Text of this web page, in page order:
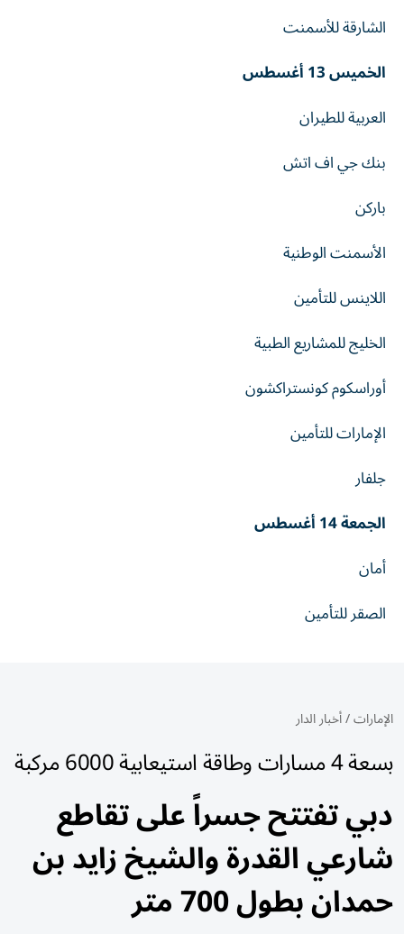
الشارقة للأسمنت
الخميس 13 أغسطس
العربية للطيران
بنك جي اف اتش
باركن
الأسمنت الوطنية
اللاينس للتأمين
الخليج للمشاريع الطبية
أوراسكوم كونستراكشون
الإمارات للتأمين
جلفار
الجمعة 14 أغسطس
أمان
الصقر للتأمين
الإمارات/أخبار الدار
بسعة 4 مسارات وطاقة استيعابية 6000 مركبة
دبي تفتتح جسراً على تقاطع
شارعي القدرة والشيخ زايد بن
حمدان بطول 700 متر